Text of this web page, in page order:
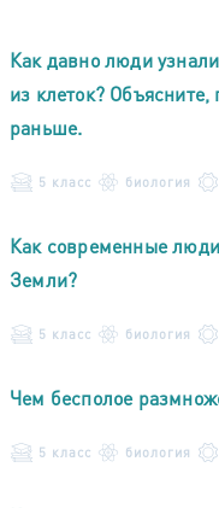
Как давно люди
из клеток?
раньше.
5 класс биология
Как современные
Земли?
5 класс биология
Чем бесполое
5 класс биология